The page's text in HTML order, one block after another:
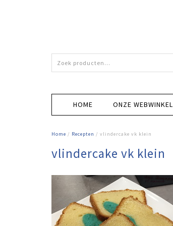
Zoeken
naar:
HOME ONZE WEBWINKEL
Home / Recepten / vlindercake vk klein
vlindercake vk klein